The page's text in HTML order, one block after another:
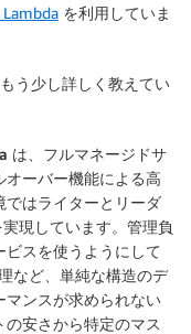
Lambda を利用していま
う少し詳しく教えてい
は、フルマネージドサ
ーバー機能による高
ではライターとリーダ
現しています。管理負
スを使うようにして
など、単純な構造のデ
マンスが求められない
安さから特定のマス